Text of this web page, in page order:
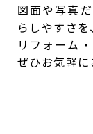
図面や写真
らしやすさを
リフォーム
ぜひお気軽